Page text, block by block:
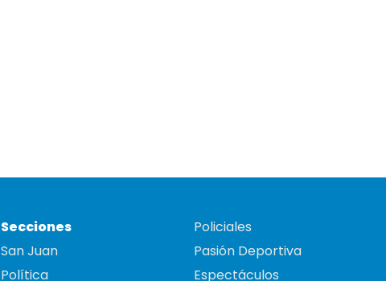
Secciones
San Juan
Política
Policiales
Pasión Deportiva
Espectáculos